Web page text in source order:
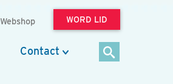
Webshop WORD LID
Contact